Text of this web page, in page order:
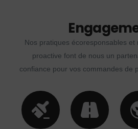
Nos pratiques écoresponsables et
proactive font de nous un
confiance pour vos commandes de